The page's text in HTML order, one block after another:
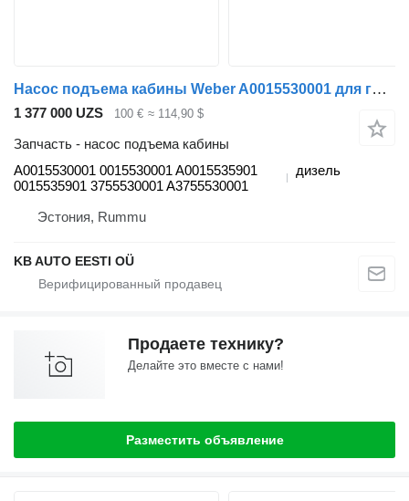
Насос подъема кабины Weber A0015530001 для грузовика Mercedes-Benz Atego, Atego 2, Atego 3 (1996-)
1 377 000 UZS 100 € ≈ 114,90 $
Запчасть - насос подъема кабины
A0015530001 0015530001 A0015535901
0015535901 3755530001 A3755530001
дизель
Эстония, Rummu
KB AUTO EESTI OÜ
Продаете технику?
Делайте это вместе с нами!
Разместить объявление